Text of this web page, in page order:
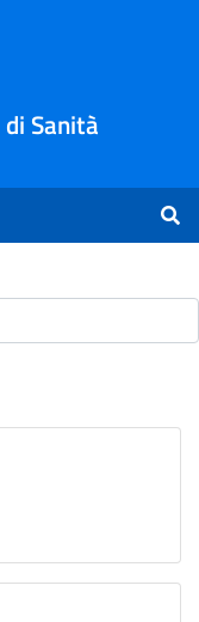
Sanità
-